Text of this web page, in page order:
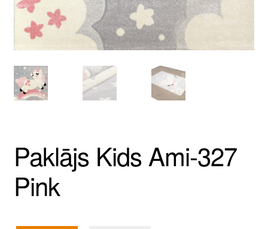
Paklājs Kids Ami-327
Pink